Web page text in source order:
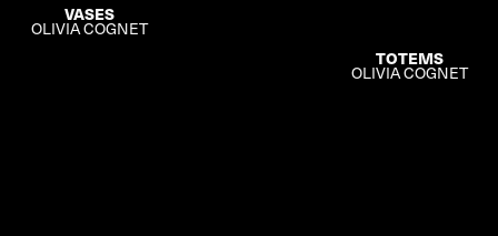
VASES
OLIVIA COGNET
TOTEMS
OLIVIA COGNET